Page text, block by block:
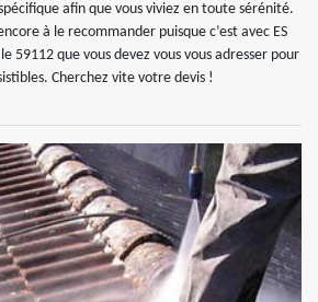
afin que vous viviez en toute sérénité.
à le recommander puisque c’est avec ES
59112 que vous devez vous vous adresser pour
Cherchez vite votre devis !